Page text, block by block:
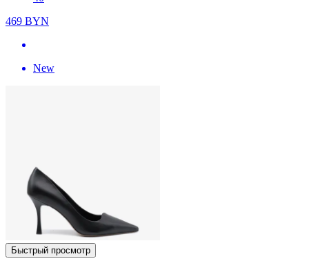
469 BYN
New
Быстрый просмотр